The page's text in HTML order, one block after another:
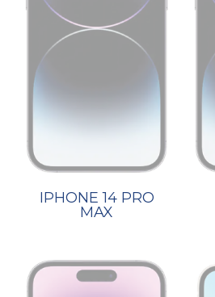
IPHONE 14 PRO
MAX